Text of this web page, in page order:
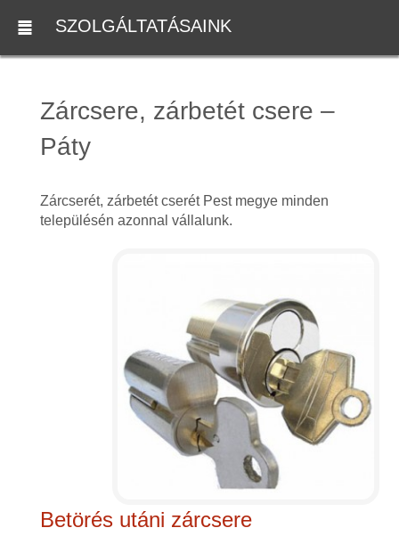
SZOLGÁLTATÁSAINK
Zárcsere, zárbetét csere –
Páty
Zárcserét, zárbetét cserét Pest megye minden
településén azonnal vállalunk.
Betörés utáni zárcsere